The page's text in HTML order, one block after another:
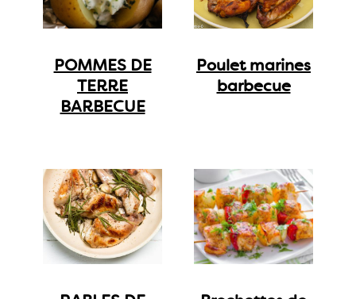
POMMES DE
TERRE
BARBECUE
Poulet marines
barbecue